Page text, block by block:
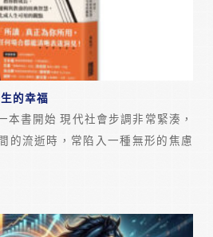
的幸福
本書開始 現代社會步調非常緊湊，
的流逝時，常陷入一種無形的焦慮